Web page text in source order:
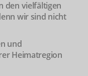
den vielfältigen
wir sind nicht
und
Heimatregion